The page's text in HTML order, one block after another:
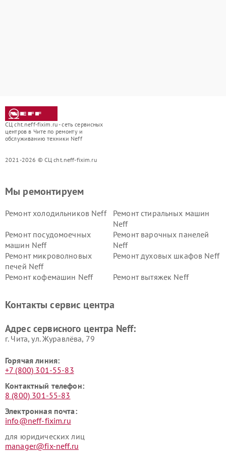
СЦ cht.neff-fixim.ru - сеть сервисных
центров в Чите по ремонту и
обслуживанию техники Neff
2021-2026 © СЦ cht.neff-fixim.ru
Мы ремонтируем
Ремонт холодильников Neff
Ремонт стиральных машин
Neff
Ремонт посудомоечных
машин Neff
Ремонт варочных панелей
Neff
Ремонт микроволновых
печей Neff
Ремонт духовых шкафов Neff
Ремонт кофемашин Neff Ремонт вытяжек Neff
Контакты сервис центра
Адрес сервисного центра Neff:
г. Чита, ул. Журавлёва, 79
Горячая линия:
+7 (800) 301-55-83
Контактный телефон:
8 (800) 301-55-83
Электронная почта:
info@neff-fixim.ru
для юридических лиц
manager@fix-neff.ru